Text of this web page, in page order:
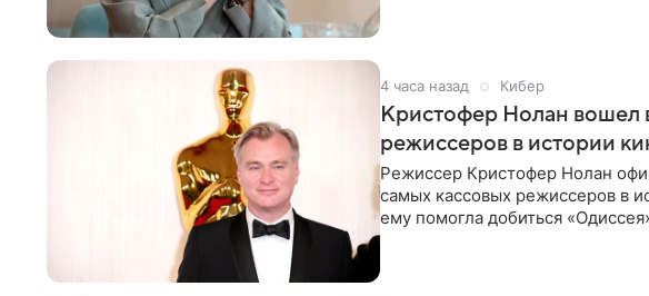
4 часа назад Кибер
Кристофер Нолан вошел
режиссеров в истории
Режиссер Кристофер Нолан
самых кассовых режиссеров в
ему помогла добиться